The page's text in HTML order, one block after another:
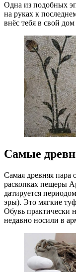
Одна из подобных
на руках к
внёс тебя в свой дом
Самые
Самая древняя
раскопках пещеры
датируется
эры). Это мягкие
Обувь практически
недавно носили в